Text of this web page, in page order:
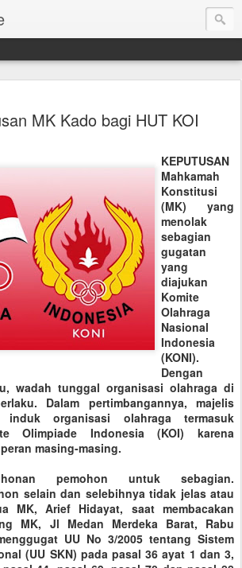
MK Kado bagi HUT KOI
KEPUTUSAN
Mahkamah
Konstitusi
(MK) yang
menolak
sebagian
gugatan
yang
diajukan
Komite
Olahraga
Nasional
Indonesia
(KONI).
Dengan
wadah tunggal organisasi olahraga di
Dalam pertimbangannya, majelis
induk organisasi olahraga termasuk
Olimpiade Indonesia (KOI) karena
masing-masing.
pemohon untuk sebagian.
selain dan selebihnya tidak jelas atau
MK, Arief Hidayat, saat membacakan
MK, Jl Medan Merdeka Barat, Rabu
UU No 3/2005 tentang Sistem
(UU SKN) pada pasal 36 ayat 1 dan 3,